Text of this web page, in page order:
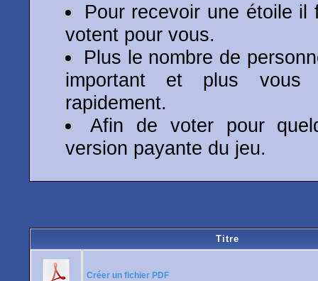
Pour recevoir une étoile il
votent pour vous.
Plus le nombre de
important et plus vous
rapidement.
Afin de voter pour
version payante du jeu.
Titre
Créer un fichier PDF